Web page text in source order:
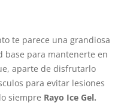
te parece una grandiosa
base para mantenerte en
aparte de disfrutarlo
para evitar lesiones
siempre Rayo Ice Gel.